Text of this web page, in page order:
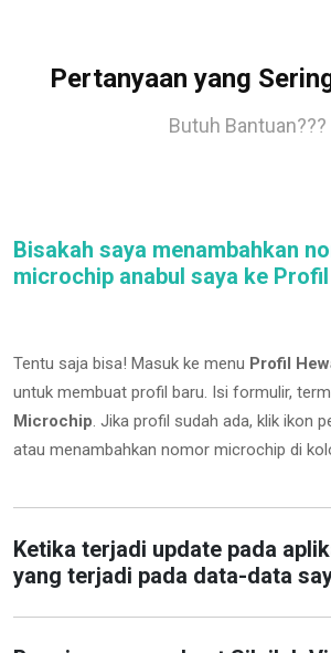
Pertanyaan yang
Butuh Bantuan???
Bisakah saya menambahkan
microchip anabul saya ke
Tentu saja bisa! Masuk ke menu Profil
untuk membuat profil baru. Isi formulir,
Microchip. Jika profil sudah ada, klik ikon
atau menambahkan nomor microchip di
Ketika terjadi update pada
yang terjadi pada data-data